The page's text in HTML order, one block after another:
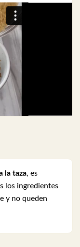
la taza, es
los ingredientes
y no queden